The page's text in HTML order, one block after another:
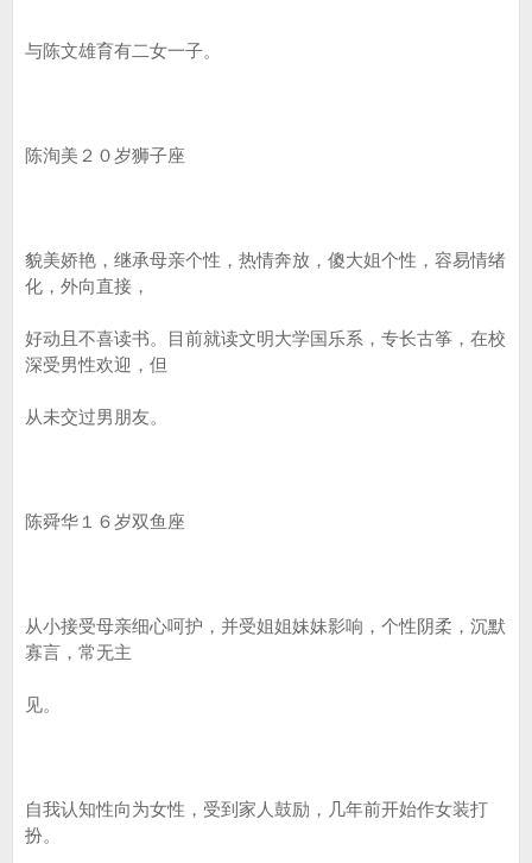
与陈文雄育有二女一子。
陈洵美２０岁狮子座
貌美娇艳，继承母亲个性，热情奔放，傻大姐个性，容易情绪
化，外向直接，
好动且不喜读书。目前就读文明大学国乐系，专长古筝，在校
深受男性欢迎，但
从未交过男朋友。
陈舜华１６岁双鱼座
从小接受母亲细心呵护，并受姐姐妹妹影响，个性阴柔，沉默
寡言，常无主
见。
自我认知性向为女性，受到家人鼓励，几年前开始作女装打
扮。